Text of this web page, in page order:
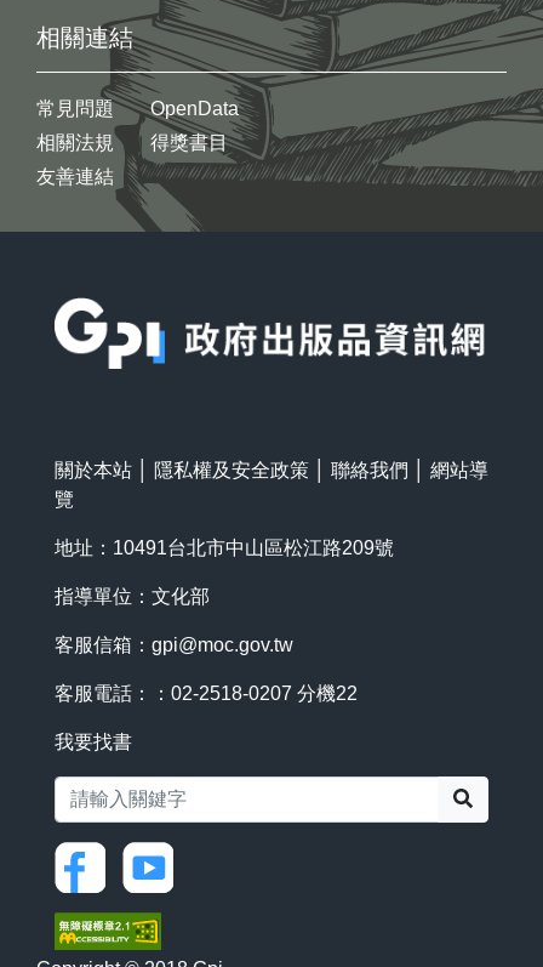
相關連結
常見問題
相關法規
友善連結
OpenData
得獎書目
關於本站 隱私權及安全政策 聯絡我們
網站導
覽
地址：10491台北市中山區松江路209號
指導單位：文化部
客服信箱： gpi@moc.gov.tw
客服電話：：02-2518-0207 分機22
我要找書